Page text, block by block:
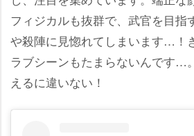
フィジカルも抜群で、武官を目指
殺陣に見惚れてしまいます…！
ラブシーンもたまらないんです…
えるに違いない！